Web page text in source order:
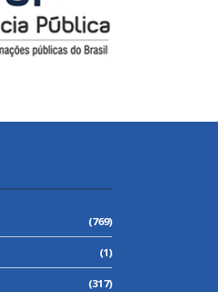
(769)
(1)
(317)